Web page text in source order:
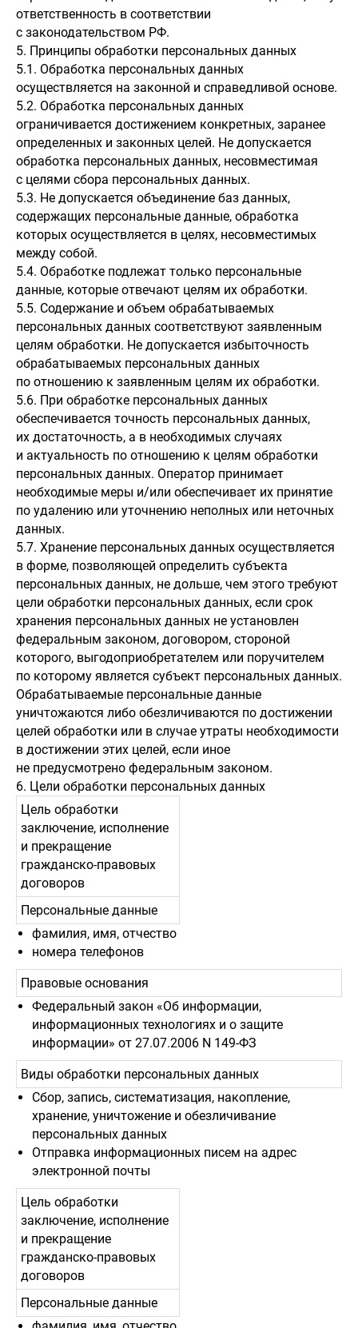
ответственность в соответствии
с законодательством РФ.
5. Принципы обработки персональных данных
5.1. Обработка персональных данных
осуществляется на законной и справедливой основе.
5.2. Обработка персональных данных
ограничивается достижением конкретных, заранее
определенных и законных целей. Не допускается
обработка персональных данных, несовместимая
с целями сбора персональных данных.
5.3. Не допускается объединение баз данных,
содержащих персональные данные, обработка
которых осуществляется в целях, несовместимых
между собой.
5.4. Обработке подлежат только персональные
данные, которые отвечают целям их обработки.
5.5. Содержание и объем обрабатываемых
персональных данных соответствуют заявленным
целям обработки. Не допускается избыточность
обрабатываемых персональных данных
по отношению к заявленным целям их обработки.
5.6. При обработке персональных данных
обеспечивается точность персональных данных,
их достаточность, а в необходимых случаях
и актуальность по отношению к целям обработки
персональных данных. Оператор принимает
необходимые меры и/или обеспечивает их принятие
по удалению или уточнению неполных или неточных
данных.
5.7. Хранение персональных данных осуществляется
в форме, позволяющей определить субъекта
персональных данных, не дольше, чем этого требуют
цели обработки персональных данных, если срок
хранения персональных данных не установлен
федеральным законом, договором, стороной
которого, выгодоприобретателем или поручителем
по которому является субъект персональных данных.
Обрабатываемые персональные данные
уничтожаются либо обезличиваются по достижении
целей обработки или в случае утраты необходимости
в достижении этих целей, если иное
не предусмотрено федеральным законом.
6. Цели обработки персональных данных
Цель обработки
заключение, исполнение
и прекращение
гражданско-правовых
договоров
Персональные данные
фамилия, имя, отчество
номера телефонов
Правовые основания
Федеральный закон «Об информации,
информационных технологиях и о защите
информации» от 27.07.2006 N 149-ФЗ
Виды обработки персональных данных
Сбор, запись, систематизация, накопление,
хранение, уничтожение и обезличивание
персональных данных
Отправка информационных писем на адрес
электронной почты
Цель обработки
заключение, исполнение
и прекращение
гражданско-правовых
договоров
Персональные данные